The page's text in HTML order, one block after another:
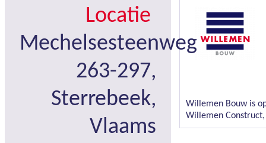
Locatie
Mechelsesteenweg
263-297,
Sterrebeek,
Vlaams
Willemen Bouw is
Willemen Construct,